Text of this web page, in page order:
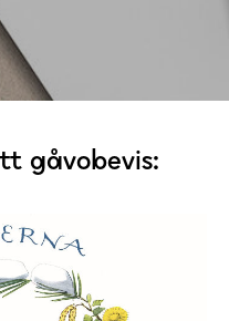
gåvobevis: